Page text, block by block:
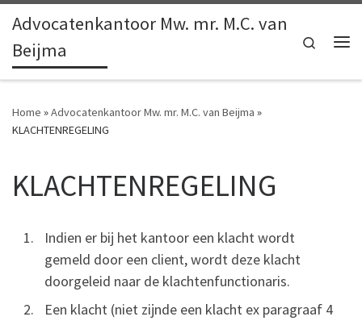
Ga naar inhoud
Advocatenkantoor Mw. mr. M.C. van
Beijma
Search
Home »Advocatenkantoor Mw. mr. M.C. van Beijma »
KLACHTENREGELING
KLACHTENREGELING
Indien er bij het kantoor een klacht wordt
gemeld door een client, wordt deze klacht
doorgeleid naar de klachtenfunctionaris.
Een klacht (niet zijnde een klacht ex paragraaf 4